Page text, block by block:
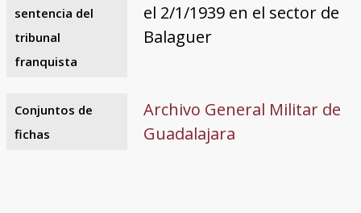
sentencia del
tribunal
franquista
el 2/1/1939 en el sector de
Balaguer
Conjuntos de
fichas
Archivo General Militar de
Guadalajara